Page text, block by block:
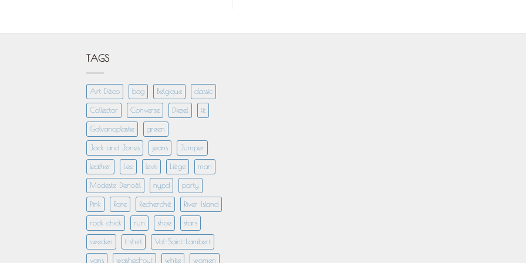
TAGS
Art Déco bag Belgique classic
Collector Converse Diesel fit
Galvanoplastie green
Jack and Jones jeans Jumper
leather Lee levis Liège man
Modeste Denoël nypd party
Pink Rare Recherché River Island
rock chick run shoe stars
sweden t-shirt Val-Saint-Lambert
vans washed-out white women